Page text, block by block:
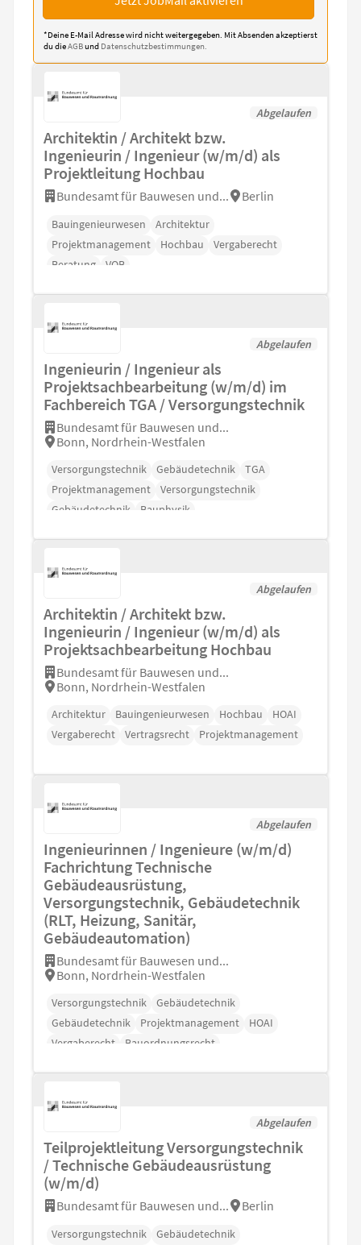
*Deine E-Mail Adresse wird nicht weitergegeben. Mit Absenden akzeptierst
du dieAGBund Datenschutzbestimmungen.
Abgelaufen
Architektin / Architekt bzw.
Ingenieurin / Ingenieur (w/m/d) als
Projektleitung Hochbau
Bundesamt für Bauwesen und... Berlin
Bauingenieurwesen
Architektur
Projektmanagement
Hochbau
Vergaberecht
Beratung
VOB
Abgelaufen
Ingenieurin / Ingenieur als
Projektsachbearbeitung (w/m/d) im
Fachbereich TGA / Versorgungstechnik
Bundesamt für Bauwesen und...
Bonn, Nordrhein-Westfalen
Versorgungstechnik Gebäudetechnik
TGA
Projektmanagement
Versorgungstechnik
Gebäudetechnik
Bauphysik
Abgelaufen
Architektin / Architekt bzw.
Ingenieurin / Ingenieur (w/m/d) als
Projektsachbearbeitung Hochbau
Bundesamt für Bauwesen und...
Bonn, Nordrhein-Westfalen
Architektur Bauingenieurwesen Hochbau
HOAI
Vergaberecht
Vertragsrecht Projektmanagement
Abgelaufen
Ingenieurinnen / Ingenieure (w/m/d)
Fachrichtung Technische
Gebäudeausrüstung,
Versorgungstechnik, Gebäudetechnik
(RLT, Heizung, Sanitär,
Gebäudeautomation)
Bundesamt für Bauwesen und...
Bonn, Nordrhein-Westfalen
Versorgungstechnik
Gebäudetechnik
Gebäudetechnik
Projektmanagement
HOAI
Vergaberecht
Bauordnungsrecht
Abgelaufen
Teilprojektleitung Versorgungstechnik
/ Technische Gebäudeausrüstung
(w/m/d)
Bundesamt für Bauwesen und... Berlin
Versorgungstechnik
Gebäudetechnik